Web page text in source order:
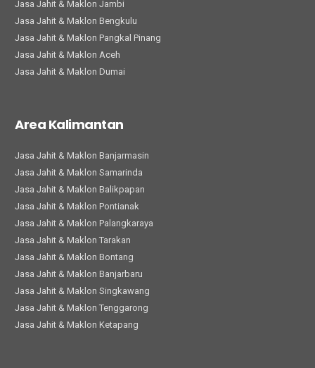
Jasa Jahit & Maklon Jambi
Jasa Jahit & Maklon Bengkulu
Jasa Jahit & Maklon Pangkal Pinang
Jasa Jahit & Maklon Aceh
Jasa Jahit & Maklon Dumai
Area Kalimantan
Jasa Jahit & Maklon Banjarmasin
Jasa Jahit & Maklon Samarinda
Jasa Jahit & Maklon Balikpapan
Jasa Jahit & Maklon Pontianak
Jasa Jahit & Maklon Palangkaraya
Jasa Jahit & Maklon Tarakan
Jasa Jahit & Maklon Bontang
Jasa Jahit & Maklon Banjarbaru
Jasa Jahit & Maklon Singkawang
Jasa Jahit & Maklon Tenggarong
Jasa Jahit & Maklon Ketapang